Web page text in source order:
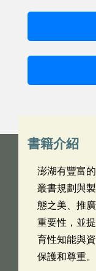
書籍介紹
澎湖有豐富
叢書規劃與
態之美、推
重要性，並
育性知能與
保護和尊重。